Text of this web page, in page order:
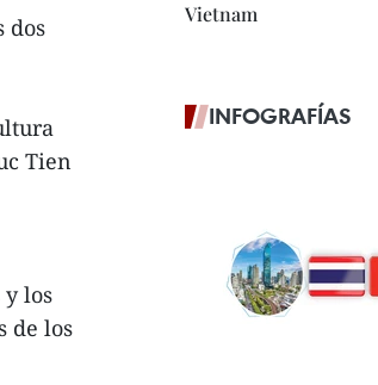
dos
Tien
y los
de los
Vietnam
INFOGRAFÍAS